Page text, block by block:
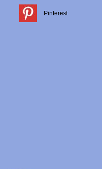
Pinterest